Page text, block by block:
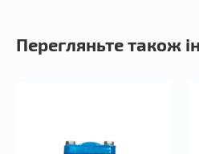
Перегляньте також